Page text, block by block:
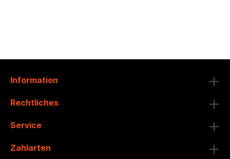
Information
Rechtliches
Service
Zahlarten